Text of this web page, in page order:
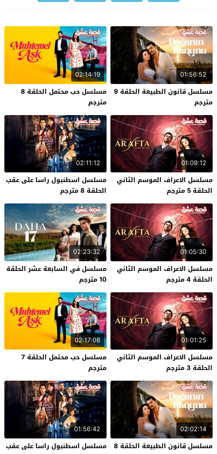
01:56:52
مسلسل قانون الطبيعة الحلقة 9
مترجم
02:14:19
مسلسل حب محتمل الحلقة 8
مترجم
01:09:12
مسلسل الاعراف الموسم الثاني
الحلقة 5 مترجم
02:11:12
مسلسل اسطنبول راسا على عقب
الحلقة 8 مترجم
01:05:30
مسلسل الاعراف الموسم الثاني
الحلقة 4 مترجم
02:23:32
مسلسل في السابعة عشر الحلقة
10 مترجم
01:01:25
مسلسل الاعراف الموسم الثاني
الحلقة 3 مترجم
02:17:08
مسلسل حب محتمل الحلقة 7
مترجم
02:02:14
مسلسل قانون الطبيعة الحلقة 8
01:56:42
مسلسل اسطنبول راسا على عقب